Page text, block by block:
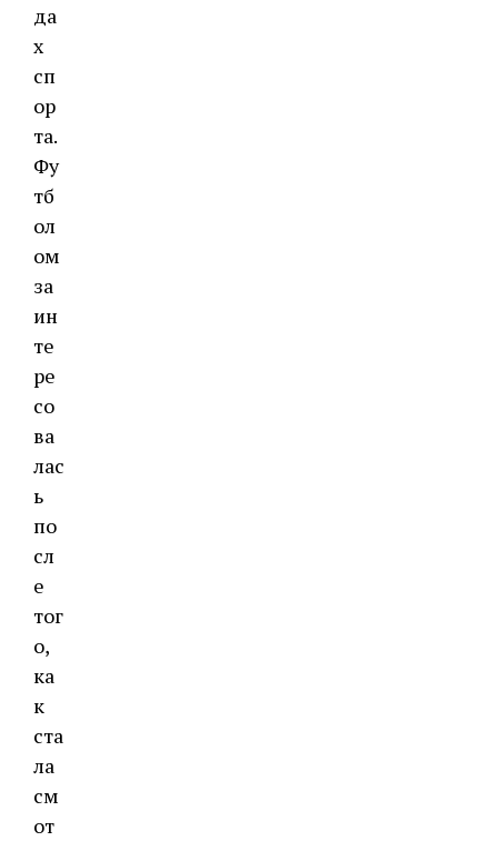
да
х
сп
ор
та.
Фу
тб
ол
ом
за
ин
те
ре
со
ва
лас
ь
по
сл
е
тог
о,
ка
к
ста
ла
см
от